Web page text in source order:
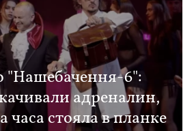
"Нашебачення-6":
адреналин,
часа стояла в планке